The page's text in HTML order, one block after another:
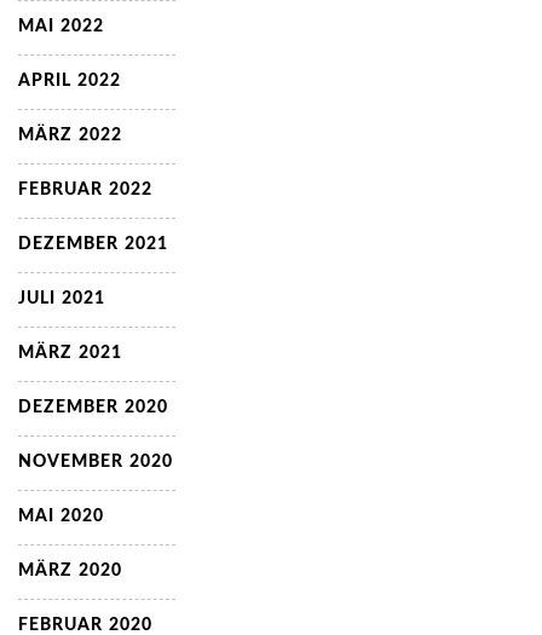
MAI 2022
APRIL 2022
MÄRZ 2022
FEBRUAR 2022
DEZEMBER 2021
JULI 2021
MÄRZ 2021
DEZEMBER 2020
NOVEMBER 2020
MAI 2020
MÄRZ 2020
FEBRUAR 2020